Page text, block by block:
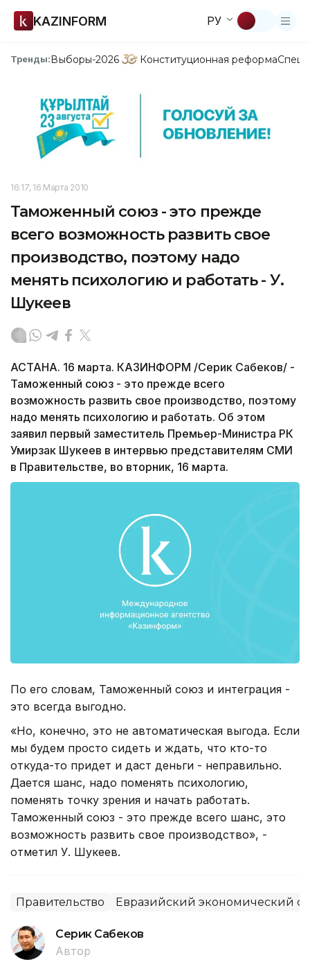
KAZINFORM РУ
Тренды:Выборы-2026 Конституционная реформа
16:17, 16 Марта 2010
Таможенный союз - это прежде
всего возможность развить свое
производство, поэтому надо
менять психологию и работать - У.
Шукеев
АСТАНА. 16 марта. КАЗИНФОРМ /Серик Сабеков/ -
Таможенный союз - это прежде всего
возможность развить свое производство, поэтому
надо менять психологию и работать. Об этом
заявил первый заместитель Премьер-Министра РК
Умирзак Шукеев в интервью представителям СМИ
в Правительстве, во вторник, 16 марта.
По его словам, Таможенный союз и интеграция -
это всегда выгодно.
«Но, конечно, это не автоматическая выгода. Если
мы будем просто сидеть и ждать, что кто-то
откуда-то придет и даст деньги - неправильно.
Дается шанс, надо поменять психологию,
поменять точку зрения и начать работать.
Таможенный союз - это прежде всего шанс, это
возможность развить свое производство», -
отметил У. Шукеев.
Правительство Евразийский экономический
Серик Сабеков
Автор